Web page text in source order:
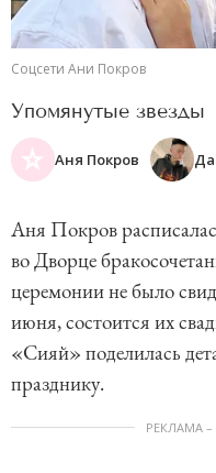
Соцсети Ани Покров
Упомянутые звезды
Аня Покров
Аня Покров
во Дворце
церемонии не было
июня, состоится их
«Сияй» поделилась
празднику.
РЕКЛАМА